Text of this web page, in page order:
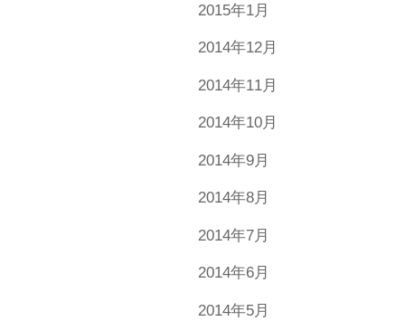
2015年1月
2014年12月
2014年11月
2014年10月
2014年9月
2014年8月
2014年7月
2014年6月
2014年5月